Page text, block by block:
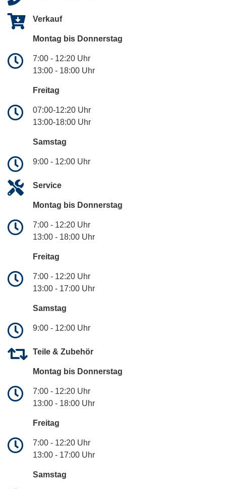
Verkauf
Montag bis Donnerstag
7:00 - 12:20 Uhr
13:00 - 18:00 Uhr
Freitag
07:00-12:20 Uhr
13:00-18:00 Uhr
Samstag
9:00 - 12:00 Uhr
Service
Montag bis Donnerstag
7:00 - 12:20 Uhr
13:00 - 18:00 Uhr
Freitag
7:00 - 12:20 Uhr
13:00 - 17:00 Uhr
Samstag
9:00 - 12:00 Uhr
Teile & Zubehör
Montag bis Donnerstag
7:00 - 12:20 Uhr
13:00 - 18:00 Uhr
Freitag
7:00 - 12:20 Uhr
13:00 - 17:00 Uhr
Samstag